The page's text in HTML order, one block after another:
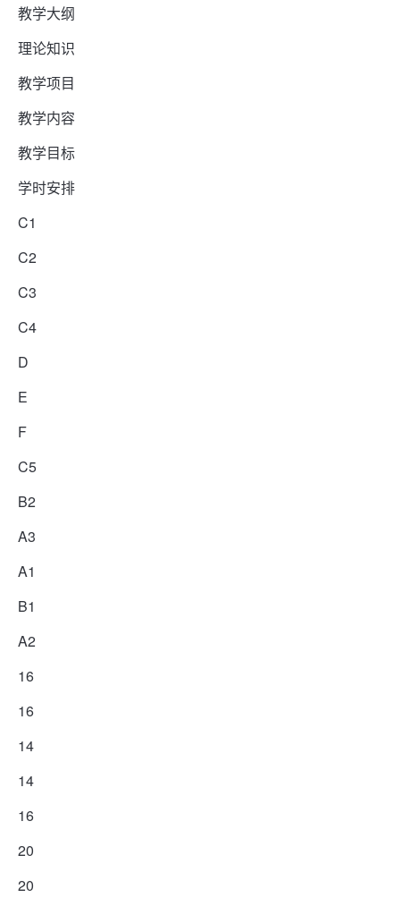
教学大纲
理论知识
教学项目
教学内容
教学目标
学时安排
C1
C2
C3
C4
D
E
F
C5
B2
A3
A1
B1
A2
16
16
14
14
16
20
20